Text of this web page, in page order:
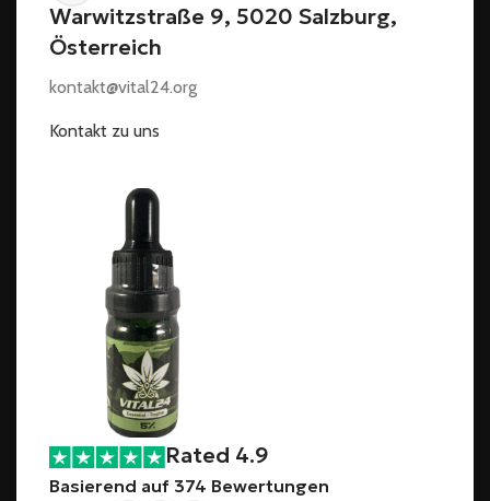
Warwitzstraße 9, 5020 Salzburg,
Österreich
kontakt@vital24.org
Kontakt zu uns
Rated 4.9
Basierend auf 374 Bewertungen